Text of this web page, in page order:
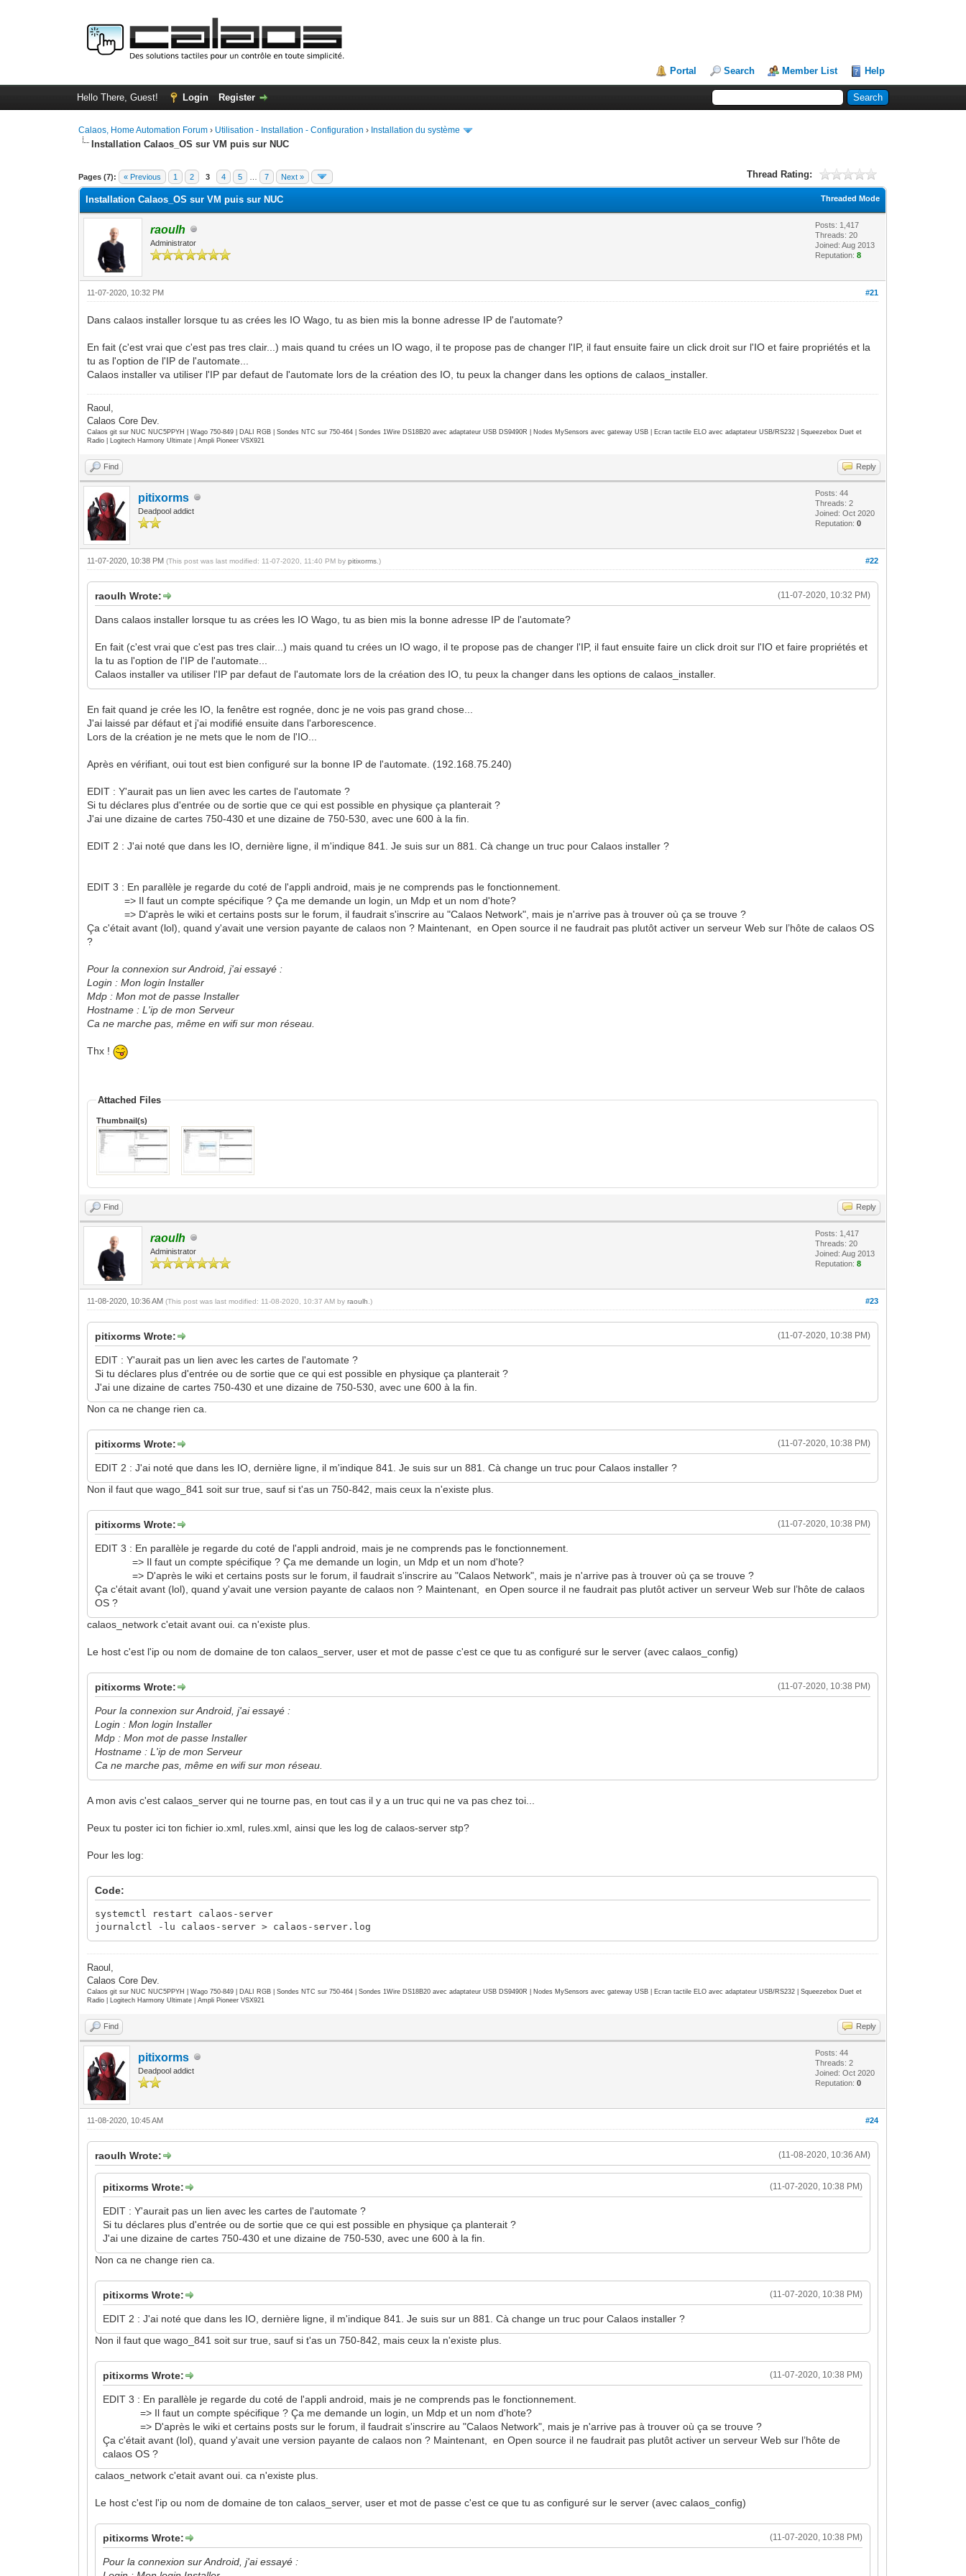
Portal Search Member List Help
Hello There, Guest! Login Register
Calaos, Home Automation Forum › Utilisation - Installation - Configuration › Installation du système
Installation Calaos_OS sur VM puis sur NUC
Pages (7): « Previous 1 2 3 4 5 7 Next » Thread Rating:
0 Vote(s) - 0 Average
1
2
3
4
5
Threaded Mode
Installation Calaos_OS sur VM puis sur NUC
raoulh
Administrator
Posts: 1,417
Threads: 20
Joined: Aug 2013
Reputation:8
#21
11-07-2020, 10:32 PM
Dans calaos installer lorsque tu as crées les IO Wago, tu as bien mis la bonne adresse IP de l'automate?
En fait (c'est vrai que c'est pas tres clair...) mais quand tu crées un IO wago, il te propose pas de changer l'IP, il faut ensuite faire un click droit sur l'IO et faire propriétés et la
tu as l'option de l'IP de l'automate...
Calaos installer va utiliser l'IP par defaut de l'automate lors de la création des IO, tu peux la changer dans les options de calaos_installer.
Raoul,
Calaos Core Dev.
Calaos git sur NUC NUC5PPYH | Wago 750-849 | DALI RGB | Sondes NTC sur 750-464 | Sondes 1Wire DS18B20 avec adaptateur USB DS9490R | Nodes MySensors avec gateway USB | Ecran tactile ELO avec adaptateur USB/RS232 | Squeezebox Duet et
Radio | Logitech Harmony Ultimate | Ampli Pioneer VSX921
Find Reply
pitixorms
Deadpool addict
Posts: 44
Threads: 2
Joined: Oct 2020
Reputation:0
#22
11-07-2020, 10:38 PM(This post was last modified: 11-07-2020, 11:40 PM bypitixorms .)
(11-07-2020, 10:32 PM)
raoulh Wrote:
Dans calaos installer lorsque tu as crées les IO Wago, tu as bien mis la bonne adresse IP de l'automate?
En fait (c'est vrai que c'est pas tres clair...) mais quand tu crées un IO wago, il te propose pas de changer l'IP, il faut ensuite faire un click droit sur l'IO et faire propriétés et
la tu as l'option de l'IP de l'automate...
Calaos installer va utiliser l'IP par defaut de l'automate lors de la création des IO, tu peux la changer dans les options de calaos_installer.
En fait quand je crée les IO, la fenêtre est rognée, donc je ne vois pas grand chose...
J'ai laissé par défaut et j'ai modifié ensuite dans l'arborescence.
Lors de la création je ne mets que le nom de l'IO...
Après en vérifiant, oui tout est bien configuré sur la bonne IP de l'automate. (192.168.75.240)
EDIT : Y'aurait pas un lien avec les cartes de l'automate ?
Si tu déclares plus d'entrée ou de sortie que ce qui est possible en physique ça planterait ?
J'ai une dizaine de cartes 750-430 et une dizaine de 750-530, avec une 600 à la fin.
EDIT 2 : J'ai noté que dans les IO, dernière ligne, il m'indique 841. Je suis sur un 881. Cà change un truc pour Calaos installer ?
EDIT 3 : En parallèle je regarde du coté de l'appli android, mais je ne comprends pas le fonctionnement.
=> Il faut un compte spécifique ? Ça me demande un login, un Mdp et un nom d'hote?
=> D'après le wiki et certains posts sur le forum, il faudrait s'inscrire au "Calaos Network", mais je n'arrive pas à trouver où ça se trouve ?
Ça c'était avant (lol), quand y'avait une version payante de calaos non ? Maintenant, en Open source il ne faudrait pas plutôt activer un serveur Web sur l’hôte de calaos OS
?
Pour la connexion sur Android, j'ai essayé :
Login : Mon login Installer
Mdp : Mon mot de passe Installer
Hostname : L'ip de mon Serveur
Ca ne marche pas, même en wifi sur mon réseau.
Thx !
Attached Files
Thumbnail(s)
Find Reply
raoulh
Administrator
Posts: 1,417
Threads: 20
Joined: Aug 2013
Reputation:8
#23
11-08-2020, 10:36 AM(This post was last modified: 11-08-2020, 10:37 AM byraoulh .)
(11-07-2020, 10:38 PM)
pitixorms Wrote:
EDIT : Y'aurait pas un lien avec les cartes de l'automate ?
Si tu déclares plus d'entrée ou de sortie que ce qui est possible en physique ça planterait ?
J'ai une dizaine de cartes 750-430 et une dizaine de 750-530, avec une 600 à la fin.
Non ca ne change rien ca.
(11-07-2020, 10:38 PM)
pitixorms Wrote:
EDIT 2 : J'ai noté que dans les IO, dernière ligne, il m'indique 841. Je suis sur un 881. Cà change un truc pour Calaos installer ?
Non il faut que wago_841 soit sur true, sauf si t'as un 750-842, mais ceux la n'existe plus.
(11-07-2020, 10:38 PM)
pitixorms Wrote:
EDIT 3 : En parallèle je regarde du coté de l'appli android, mais je ne comprends pas le fonctionnement.
=> Il faut un compte spécifique ? Ça me demande un login, un Mdp et un nom d'hote?
=> D'après le wiki et certains posts sur le forum, il faudrait s'inscrire au "Calaos Network", mais je n'arrive pas à trouver où ça se trouve ?
Ça c'était avant (lol), quand y'avait une version payante de calaos non ? Maintenant, en Open source il ne faudrait pas plutôt activer un serveur Web sur l’hôte de calaos
OS ?
calaos_network c'etait avant oui. ca n'existe plus.
Le host c'est l'ip ou nom de domaine de ton calaos_server, user et mot de passe c'est ce que tu as configuré sur le server (avec calaos_config)
(11-07-2020, 10:38 PM)
pitixorms Wrote:
Pour la connexion sur Android, j'ai essayé :
Login : Mon login Installer
Mdp : Mon mot de passe Installer
Hostname : L'ip de mon Serveur
Ca ne marche pas, même en wifi sur mon réseau.
A mon avis c'est calaos_server qui ne tourne pas, en tout cas il y a un truc qui ne va pas chez toi...
Peux tu poster ici ton fichier io.xml, rules.xml, ainsi que les log de calaos-server stp?
Pour les log:
Code:
systemctl restart calaos-server
journalctl -lu calaos-server > calaos-server.log
Raoul,
Calaos Core Dev.
Calaos git sur NUC NUC5PPYH | Wago 750-849 | DALI RGB | Sondes NTC sur 750-464 | Sondes 1Wire DS18B20 avec adaptateur USB DS9490R | Nodes MySensors avec gateway USB | Ecran tactile ELO avec adaptateur USB/RS232 | Squeezebox Duet et
Radio | Logitech Harmony Ultimate | Ampli Pioneer VSX921
Find Reply
pitixorms
Deadpool addict
Posts: 44
Threads: 2
Joined: Oct 2020
Reputation:0
#24
11-08-2020, 10:45 AM
(11-08-2020, 10:36 AM)
raoulh Wrote:
(11-07-2020, 10:38 PM)
pitixorms Wrote:
EDIT : Y'aurait pas un lien avec les cartes de l'automate ?
Si tu déclares plus d'entrée ou de sortie que ce qui est possible en physique ça planterait ?
J'ai une dizaine de cartes 750-430 et une dizaine de 750-530, avec une 600 à la fin.
Non ca ne change rien ca.
(11-07-2020, 10:38 PM)
pitixorms Wrote:
EDIT 2 : J'ai noté que dans les IO, dernière ligne, il m'indique 841. Je suis sur un 881. Cà change un truc pour Calaos installer ?
Non il faut que wago_841 soit sur true, sauf si t'as un 750-842, mais ceux la n'existe plus.
(11-07-2020, 10:38 PM)
pitixorms Wrote:
EDIT 3 : En parallèle je regarde du coté de l'appli android, mais je ne comprends pas le fonctionnement.
=> Il faut un compte spécifique ? Ça me demande un login, un Mdp et un nom d'hote?
=> D'après le wiki et certains posts sur le forum, il faudrait s'inscrire au "Calaos Network", mais je n'arrive pas à trouver où ça se trouve ?
Ça c'était avant (lol), quand y'avait une version payante de calaos non ? Maintenant, en Open source il ne faudrait pas plutôt activer un serveur Web sur l’hôte de
calaos OS ?
calaos_network c'etait avant oui. ca n'existe plus.
Le host c'est l'ip ou nom de domaine de ton calaos_server, user et mot de passe c'est ce que tu as configuré sur le server (avec calaos_config)
(11-07-2020, 10:38 PM)
pitixorms Wrote:
Pour la connexion sur Android, j'ai essayé :